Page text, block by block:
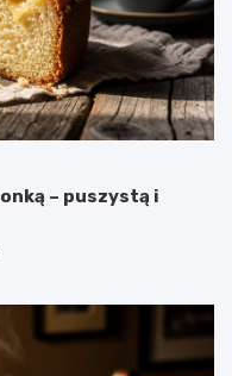
– puszystą i